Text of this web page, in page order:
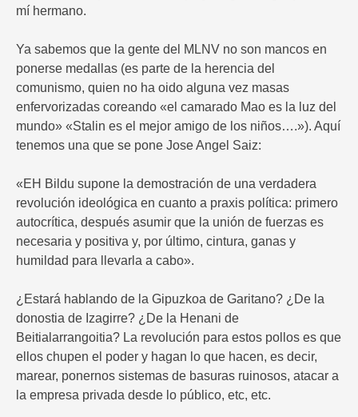
mí hermano.
Ya sabemos que la gente del MLNV no son mancos en
ponerse medallas (es parte de la herencia del
comunismo, quien no ha oido alguna vez masas
enfervorizadas coreando «el camarado Mao es la luz del
mundo» «Stalin es el mejor amigo de los niños….»). Aquí
tenemos una que se pone Jose Angel Saiz:
«EH Bildu supone la demostración de una verdadera
revolución ideológica en cuanto a praxis política: primero
autocrítica, después asumir que la unión de fuerzas es
necesaria y positiva y, por último, cintura, ganas y
humildad para llevarla a cabo».
¿Estará hablando de la Gipuzkoa de Garitano? ¿De la
donostia de Izagirre? ¿De la Henani de
Beitialarrangoitia? La revolución para estos pollos es que
ellos chupen el poder y hagan lo que hacen, es decir,
marear, ponernos sistemas de basuras ruinosos, atacar a
la empresa privada desde lo público, etc, etc.